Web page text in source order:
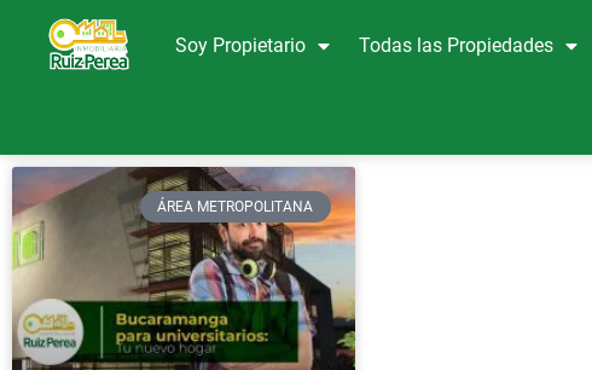
Soy Propietario Todas las Propiedades
ÁREA METROPOLITANA